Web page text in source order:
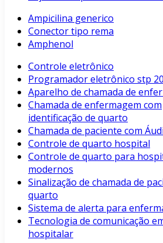
Ampicilina generico
Conector tipo rema
Amphenol
Controle eletrônico
Programador eletrônico stp
Aparelho de chamada de
Chamada de enfermagem com
identificação de quarto
Chamada de paciente com
Controle de quarto hospital
Controle de quarto para
modernos
Sinalização de chamada de
quarto
Sistema de alerta para
Tecnologia de comunicação
hospitalar